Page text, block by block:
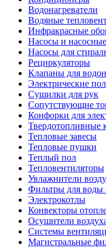
Водонагреватели
Водяные
Инфракрасные
Насосы и
Насосы для
Рециркуляторы
Клапаны для
Электрические
Сушилки для рук
Сопутствующие
Конфорки для
Твердотопливные
Тепловые завесы
Тепловые пушки
Теплый пол
Тепловентиляторы
Увлажнители
Фильтры для воды
Электрокотлы
Конвекторы
Осушители
Системы
Магистральные